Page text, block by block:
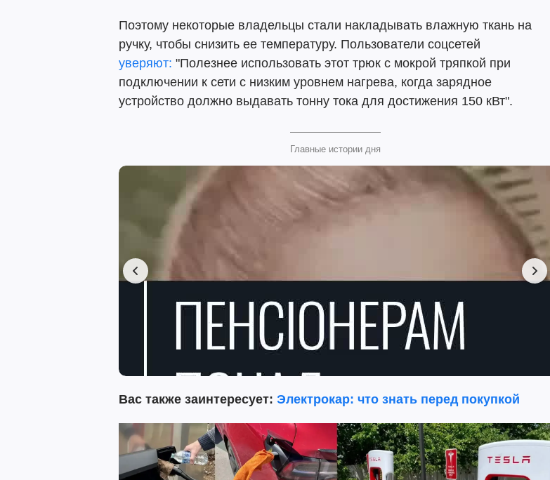
Поэтому некоторые владельцы стали накладывать влажную ткань на
ручку, чтобы снизить ее температуру. Пользователи соцсетей
уверяют: "Полезнее использовать этот трюк с мокрой тряпкой при
подключении к сети с низким уровнем нагрева, когда зарядное
устройство должно выдавать тонну тока для достижения 150 кВт".
Главные истории дня
Вас также заинтересует: Электрокар: что знать перед покупкой